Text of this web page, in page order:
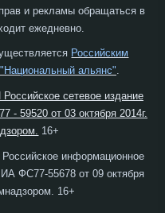
и рекламы обращаться в
ежедневно.
Российским
альянс".
сетевое издание
59520 от 03 октября 2014г.
16+
информационное
ФС77-55678 от 09 октября
16+